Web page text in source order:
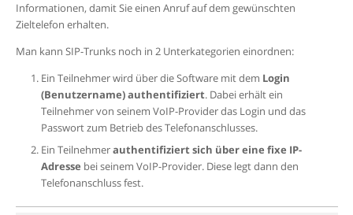
Informationen, damit Sie einen Anrufauf dem gewünschten
Zieltelefon erhalten.
Man kann SIP-Trunks noch in 2 Unterkategorien einordnen:
Ein Teilnehmer wird über die Software mit dem Login
(Benutzername) authentifiziert. Dabei erhält ein
Teilnehmer von seinem VoIP-Provider das Login und das
Passwort zum Betrieb des Telefonanschlusses.
Ein Teilnehmerauthentifiziert sich über eine fixe IP-
Adresse bei seinem VoIP-Provider. Diese legt dann den
Telefonanschluss fest.